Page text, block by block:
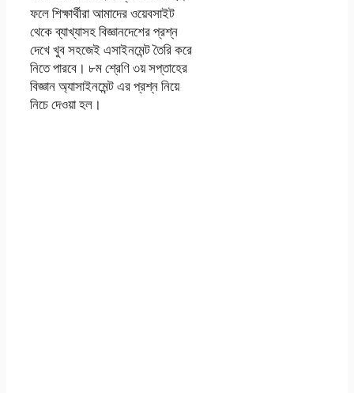
ফলে শিক্ষার্থীরা আমাদের ওয়েবসাইট
থেকে ব্যাখ্যাসহ বিজ্ঞানদেশের প্রশ্ন
দেখে খুব সহজেই এসাইনমেন্ট তৈরি করে
নিতে পারবে। ৮ম শ্রেণি ৩য় সপ্তাহের
বিজ্ঞান অ্যাসাইনমেন্ট এর প্রশ্ন নিয়ে
নিচে দেওয়া হল।